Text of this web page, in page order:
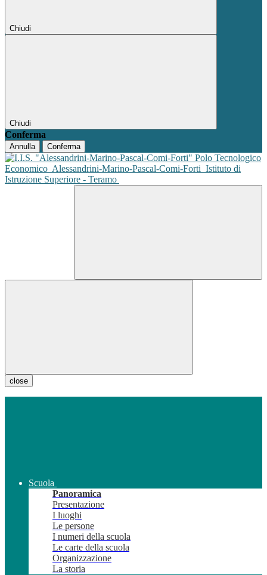
Chiudi
Chiudi
Conferma
Annulla Conferma
Polo Tecnologico
Economico Alessandrini-Marino-Pascal-Comi-Forti Istituto di
Istruzione Superiore - Teramo
close
Scuola
Panoramica
Presentazione
I luoghi
Le persone
I numeri della scuola
Le carte della scuola
Organizzazione
La storia